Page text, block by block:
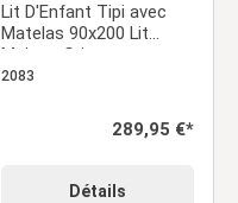
Lit D'Enfant Tipi avec
Matelas 90x200 Lit
Maison Gris avec
Sommier à Lattes Tiroir
2083
Prix régulier :
289,95 €*
Détails